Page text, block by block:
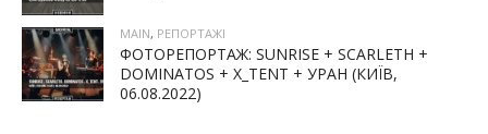
MAIN, РЕПОРТАЖІ
ФОТОРЕПОРТАЖ: SUNRISE + SCARLETH +
DOMINATOS + X_TENT + УРАН (КИЇВ,
06.08.2022)